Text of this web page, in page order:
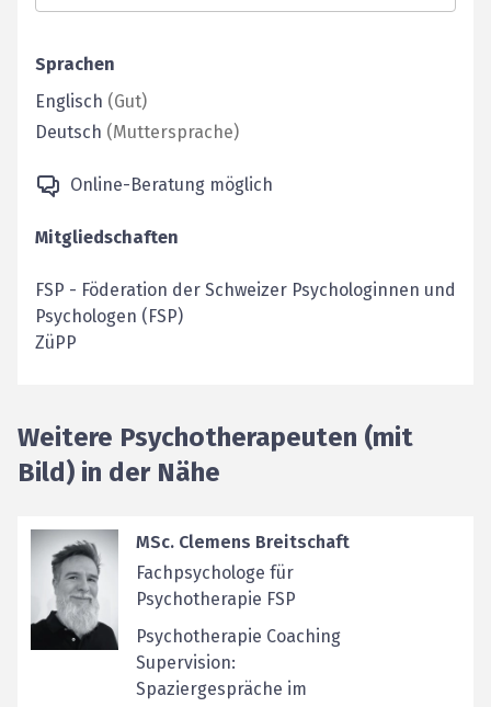
Sprachen
Englisch (Gut)
Deutsch (Muttersprache)
Online-Beratung möglich
Mitgliedschaften
FSP - Föderation der Schweizer Psychologinnen und
Psychologen (FSP)
ZüPP
Weitere Psychotherapeuten (mit
Bild) in der Nähe
MSc. Clemens Breitschaft
Fachpsychologe für
Psychotherapie FSP
Psychotherapie Coaching
Supervision:
Spaziergespräche im